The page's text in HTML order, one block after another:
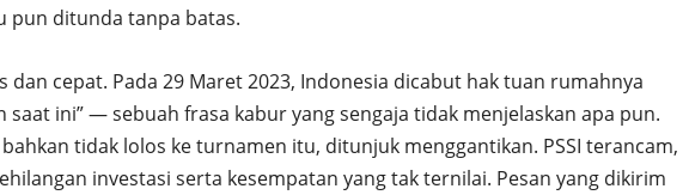
pun ditunda tanpa batas.
dan cepat. Pada 29 Maret 2023, Indonesia dicabut hak tuan rumahnya
saat ini” — sebuah frasa kabur yang sengaja tidak menjelaskan apa pun.
tidak lolos ke turnamen itu, ditunjuk menggantikan. PSSI terancam,
investasi serta kesempatan yang tak ternilai. Pesan yang dikirim